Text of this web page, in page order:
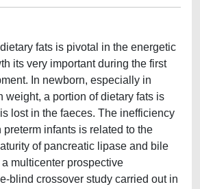
fats is pivotal in the energetic
its very important during the first
In newborn, especially in
weight, a portion of dietary fats is
lost in the faeces. The inefficiency
preterm infants is related to the
of pancreatic lipase and bile
multicenter prospective
blind crossover study carried out in